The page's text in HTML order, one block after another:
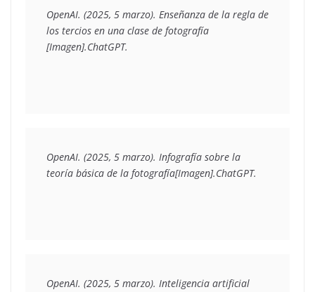
OpenAI. (2025, 5 marzo). Enseñanza de la regla de
los tercios en una clase de fotografía
[Imagen].ChatGPT.
OpenAI. (2025, 5 marzo). Infografía sobre la
teoría básica de la fotografía[Imagen].ChatGPT.
OpenAI. (2025, 5 marzo). Inteligencia artificial